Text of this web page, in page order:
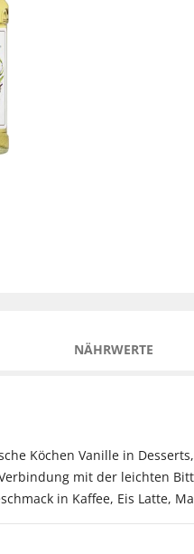
NÄHRWERTE
Köchen Vanille in
mit der leichten
in Kaffee, Eis Latte,